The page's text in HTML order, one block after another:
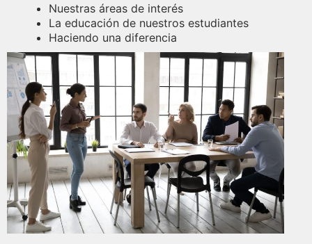
Nuestras áreas de interés
La educación de nuestros estudiantes
Haciendo una diferencia